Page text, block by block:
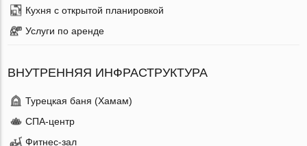
Кухня с открытой планировкой
Услуги по аренде
ВНУТРЕННЯЯ ИНФРАСТРУКТУРА
Турецкая баня (Хамам)
СПА-центр
Фитнес-зал